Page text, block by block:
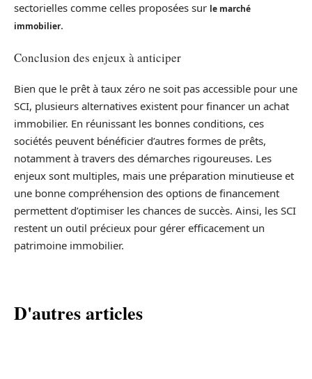
sectorielles comme celles proposées sur le marché
immobilier.
Conclusion des enjeux à anticiper
Bien que le prêt à taux zéro ne soit pas accessible pour une
SCI, plusieurs alternatives existent pour financer un achat
immobilier. En réunissant les bonnes conditions, ces
sociétés peuvent bénéficier d’autres formes de prêts,
notamment à travers des démarches rigoureuses. Les
enjeux sont multiples, mais une préparation minutieuse et
une bonne compréhension des options de financement
permettent d’optimiser les chances de succès. Ainsi, les SCI
restent un outil précieux pour gérer efficacement un
patrimoine immobilier.
D'autres articles